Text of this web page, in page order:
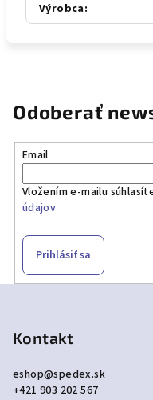
Výrobca:
Odoberať
Email
Vložením e-mailu
údajov
Prihlásiť sa
Kontakt
eshop@spedex.sk
+421 903 202 567